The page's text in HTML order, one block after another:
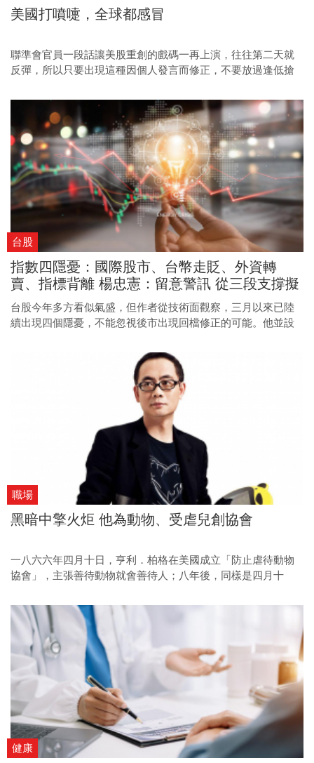
美國打噴嚏，全球都感冒
聯準會官員一段話讓美股重創的戲碼一再上演，往往第二天就
反彈，所以只要出現這種因個人發言而修正，不要放過逢低搶
台股
指數四隱憂：國際股市、台幣走貶、外資轉
賣、指標背離 楊忠憲：留意警訊 從三段支撐擬
定策略
台股今年多方看似氣盛，但作者從技術面觀察，三月以來已陸
續出現四個隱憂，不能忽視後市出現回檔修正的可能。他並設
職場
黑暗中擎火炬 他為動物、受虐兒創協會
一八六六年四月十日，亨利．柏格在美國成立「防止虐待動物
協會」，主張善待動物就會善待人；八年後，同樣是四月十
兒童協會」。
健康